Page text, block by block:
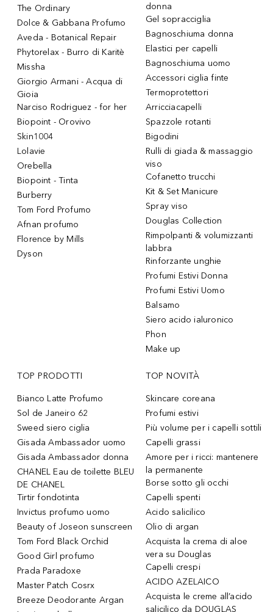
The Ordinary
Dolce & Gabbana Profumo
Aveda - Botanical Repair
Phytorelax - Burro di Karitè
Missha
Giorgio Armani - Acqua di
Gioia
Narciso Rodriguez - for her
Biopoint - Orovivo
Skin1004
Lolavie
Orebella
Biopoint - Tinta
Burberry
Tom Ford Profumo
Afnan profumo
Florence by Mills
Dyson
donna
Gel sopracciglia
Bagnoschiuma donna
Elastici per capelli
Bagnoschiuma uomo
Accessori ciglia finte
Termoprotettori
Arricciacapelli
Spazzole rotanti
Bigodini
Rulli di giada & massaggio
viso
Cofanetto trucchi
Kit & Set Manicure
Spray viso
Douglas Collection
Rimpolpanti & volumizzanti
labbra
Rinforzante unghie
Profumi Estivi Donna
Profumi Estivi Uomo
Balsamo
Siero acido ialuronico
Phon
Make up
TOP PRODOTTI
Bianco Latte Profumo
Sol de Janeiro 62
Sweed siero ciglia
Gisada Ambassador uomo
Gisada Ambassador donna
CHANEL Eau de toilette BLEU
DE CHANEL
Tirtir fondotinta
Invictus profumo uomo
Beauty of Joseon sunscreen
Tom Ford Black Orchid
Good Girl profumo
Prada Paradoxe
Master Patch Cosrx
Breeze Deodorante Argan
TOP NOVITÀ
Skincare coreana
Profumi estivi
Più volume per i capelli sottili
Capelli grassi
Amore per i ricci: mantenere
la permanente
Borse sotto gli occhi
Capelli spenti
Acido salicilico
Olio di argan
Acquista la crema di aloe
vera su Douglas
Capelli crespi
ACIDO AZELAICO
Acquista le creme all’acido
salicilico da DOUGLAS